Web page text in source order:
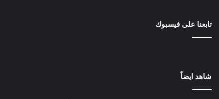
تابعنا على فيسبوك
شاهد ايضاً